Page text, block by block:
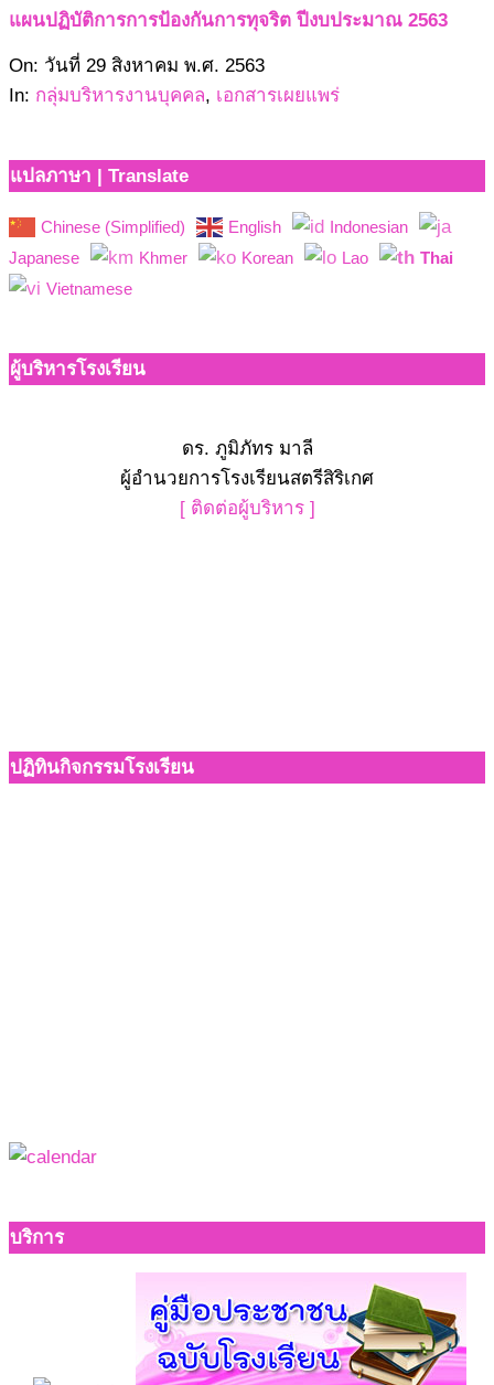
แผนปฏิบัติการการป้องกันการทุจริต ปีงบประมาณ 2563
2563-
08-
On: วันที่ 29 สิงหาคม พ.ศ. 2563
In: กลุ่มบริหารงานบุคคล, เอกสารเผยแพร่
แปลภาษา | Translate
Chinese (Simplified) English
Indonesian
Japanese
Khmer Korean Lao
Thai
Vietnamese
ผู้บริหารโรงเรียน
ดร. ภูมิภัทร มาลี
ผู้อำนวยการโรงเรียนสตรีสิริเกศ
[ ติดต่อผู้บริหาร ]
ปฏิทินกิจกรรมโรงเรียน
บริการ